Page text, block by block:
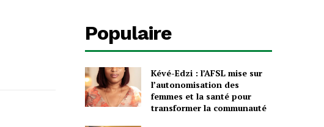
Populaire
Kévé-Edzi : l’AFSL mise sur
l’autonomisation des
femmes et la santé pour
transformer la communauté